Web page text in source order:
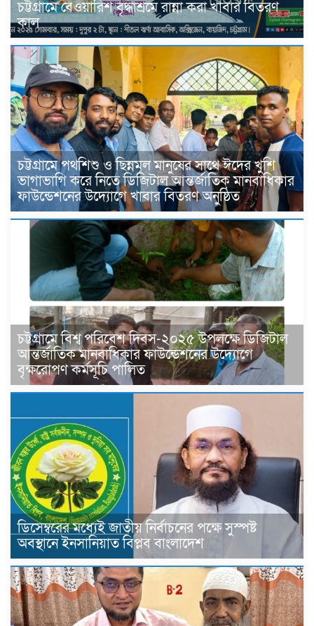
চট্টগ্রামে বেওয়ারিশ বৃদ্ধাশ্রমে রান্না করা খাবার বিতরণ
কাল
চট্টগ্রামে পথশিশু ও ছিন্নমূল মানুষের সাথে ঈদের খুশি
ভাগাভাগি করে নিতে ডিজিটাল আন্তর্জাতিক মানবাধিকার
ফাউন্ডেশনের উদ্যোগে খাবার বিতরণ অনুষ্ঠিত
চট্টগ্রামে বিশ্ব পরিবেশ দিবস-২০২৫ উপলক্ষে ডিজিটাল
আন্তর্জাতিক মানবাধিকার ফাউন্ডেশনের উদ্যোগে
বৃক্ষরোপণ কর্মসূচি পালিত
ডিসেম্বরের মধ্যেই জাতীয় নির্বাচনের পক্ষে সুস্পষ্ট
অবস্থানে ইনসানিয়াত বিপ্লব বাংলাদেশ